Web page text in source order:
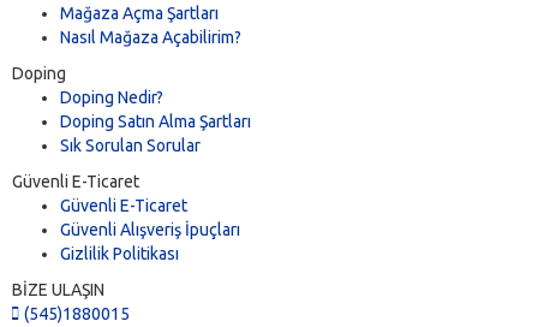
Mağaza Açma Şartları
Nasıl Mağaza Açabilirim?
Doping
Doping Nedir?
Doping Satın Alma Şartları
Sık Sorulan Sorular
Güvenli E-Ticaret
Güvenli E-Ticaret
Güvenli Alışveriş İpuçları
Gizlilik Politikası
BİZE ULAŞIN
(545)1880015